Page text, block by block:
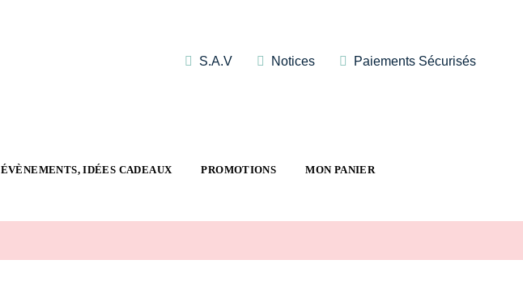
S.A.V Notices Paiements Sécurisés
ÉVÈNEMENTS, IDÉES CADEAUX PROMOTIONS MON PANIER